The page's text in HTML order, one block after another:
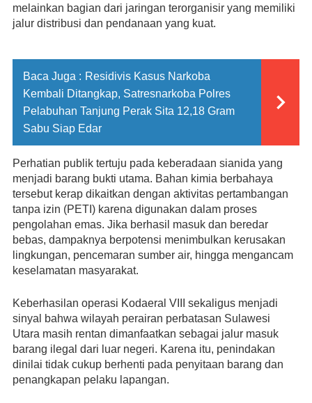
melainkan bagian dari jaringan terorganisir yang memiliki
jalur distribusi dan pendanaan yang kuat.
Baca Juga : Residivis Kasus Narkoba
Kembali Ditangkap, Satresnarkoba Polres
Pelabuhan Tanjung Perak Sita 12,18 Gram
Sabu Siap Edar
Perhatian publik tertuju pada keberadaan sianida yang
menjadi barang bukti utama. Bahan kimia berbahaya
tersebut kerap dikaitkan dengan aktivitas pertambangan
tanpa izin (PETI) karena digunakan dalam proses
pengolahan emas. Jika berhasil masuk dan beredar
bebas, dampaknya berpotensi menimbulkan kerusakan
lingkungan, pencemaran sumber air, hingga mengancam
keselamatan masyarakat.
Keberhasilan operasi Kodaeral VIII sekaligus menjadi
sinyal bahwa wilayah perairan perbatasan Sulawesi
Utara masih rentan dimanfaatkan sebagai jalur masuk
barang ilegal dari luar negeri. Karena itu, penindakan
dinilai tidak cukup berhenti pada penyitaan barang dan
penangkapan pelaku lapangan.